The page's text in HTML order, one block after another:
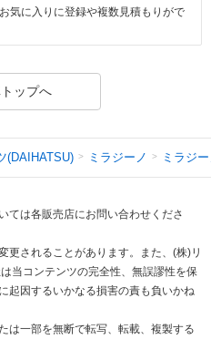
気に入りに登録や複数見積もりがで
ップへ
(DAIHATSU) ミラジーノ ミラジ
ては各販売店にお問い合わせくださ
されることがあります。また、(株)リ
当コンテンツの完全性、無誤謬性を保
起因するいかなる損害の責も負いかね
は一部を無断で転写、転載、複製する